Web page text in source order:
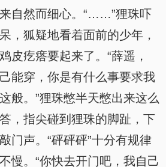
自然而细心。“……”狸珠吓
，狐疑地看着面前的少年，
皮疙瘩要起来了。“薛遥，
能穿，你是有什么事要求我
般。”狸珠憋半天憋出来这么
，指尖碰到狸珠的脚趾，下
门声。“砰砰砰”十分有规律
慢。“你快去开门吧，我自己